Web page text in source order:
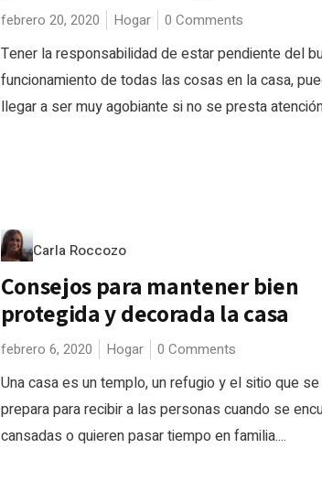
febrero 20, 2020 Hogar 0 Comments
Tener la responsabilidad de estar pendiente del
funcionamiento de todas las cosas en la casa,
llegar a ser muy agobiante si no se presta
Carla Roccozo
Consejos para mantener bien
protegida y decorada la casa
febrero 6, 2020 Hogar 0 Comments
Una casa es un templo, un refugio y el sitio que se
prepara para recibir a las personas cuando se
cansadas o quieren pasar tiempo en familia....